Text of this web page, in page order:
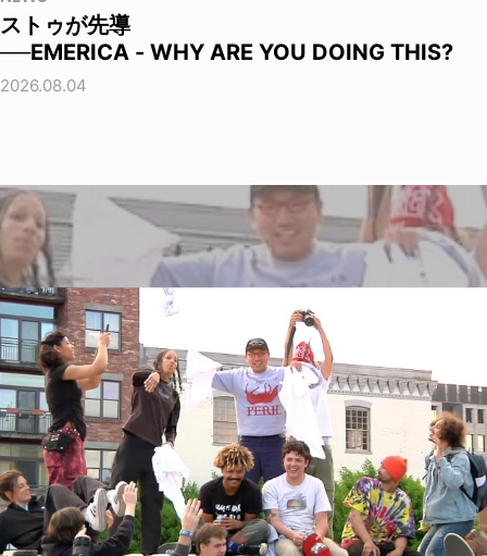
ストゥが先導
──EMERICA - WHY ARE YOU DOING THIS?
2026.08.04